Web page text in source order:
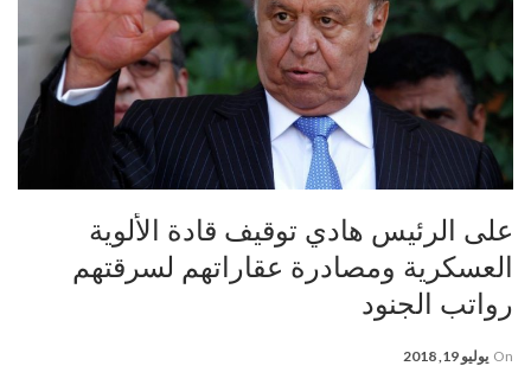
على الرئيس هادي توقيف قادة الألوية
العسكرية ومصادرة عقاراتهم لسرقتهم
رواتب الجنود
On يوليو 19, 2018